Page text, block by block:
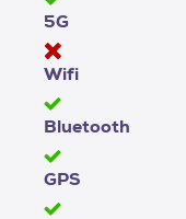
5G
Wifi
Bluetooth
GPS